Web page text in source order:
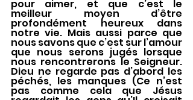
pour aimer, et que c’est le
meilleur moyen d’être
profondément heureux dans
notre vie. Mais aussi parce que
nous savons que c’est sur l’amour
que nous serons jugés lorsque
nous rencontrerons le Seigneur.
Dieu ne regarde pas d’abord les
péchés, les manques (Ce n’est
pas comme cela que Jésus